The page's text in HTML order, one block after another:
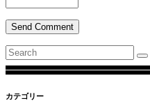
Send Comment
Search
for:
カテゴリー